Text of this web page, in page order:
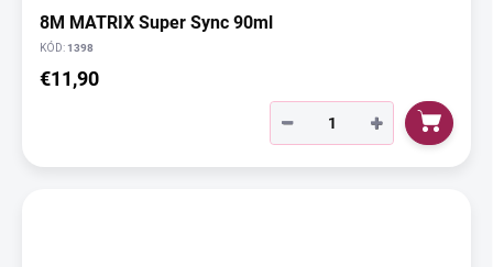
8M MATRIX Super Sync 90ml
KÓD:1398
€11,90
+
−